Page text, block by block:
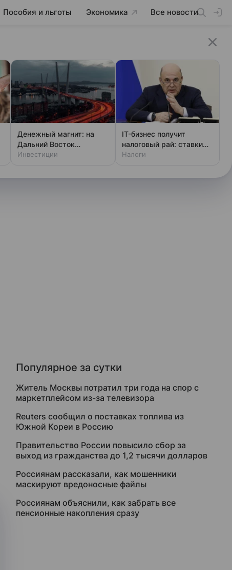
Пособия и льготы Экономика Все новости
Популярное за сутки
Житель Москвы потратил три года на спор с
маркетплейсом из-за телевизора
Reuters сообщил о поставках топлива из
Южной Кореи в Россию
Правительство России повысило сбор за
выход из гражданства до 1,2 тысячи долларов
Россиянам рассказали, как мошенники
маскируют вредоносные файлы
Россиянам объяснили, как забрать все
пенсионные накопления сразу
Денежный магнит: на
Дальний Восток
привлекут новые
Инвестиции
IT-бизнес получит
налоговый рай: ставки
снижают до 3%
Налоги